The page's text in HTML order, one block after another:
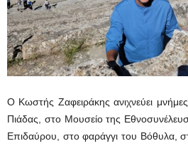
Ο Κωστής Ζαφειράκης ανιχνεύει
Πιάδας, στο Μουσείο της
Επιδαύρου, στο φαράγγι του Βόθυλα,